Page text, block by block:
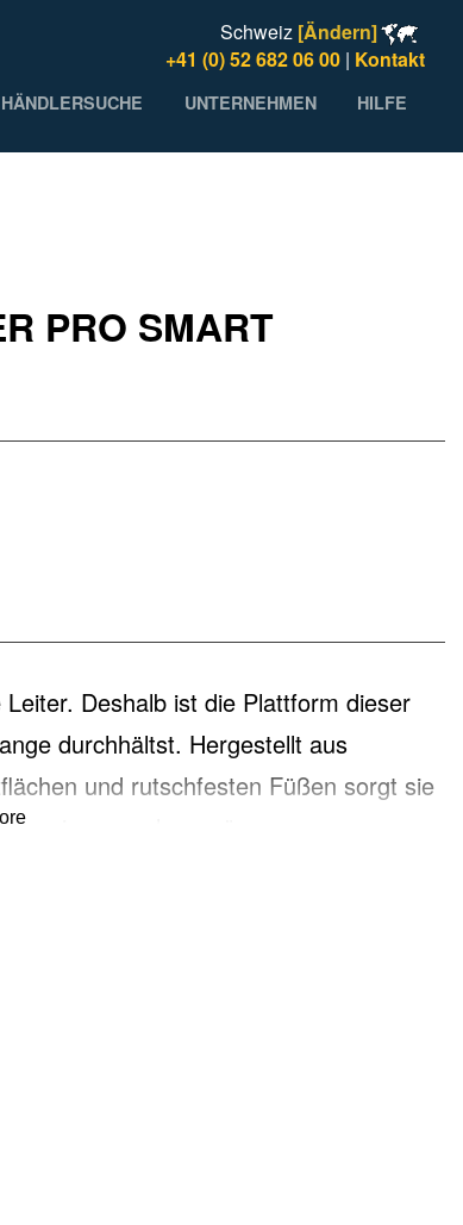
Schweiz [Ändern]
+41 (0) 52 682 06 00 | Kontakt
HÄNDLERSUCHE UNTERNEHMEN HILFE
PRO SMART
Deshalb ist die Plattform dieser
durchhältst. Hergestellt aus
und rutschfesten Füßen sorgt sie
machen müssen.